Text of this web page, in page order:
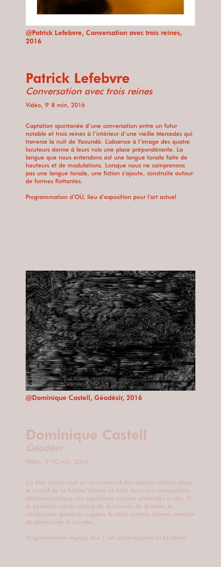
@Patrick Lefebvre, Conversation avec trois reines,
2016
Patrick Lefebvre
Conversation avec trois reines
Vidéo, 9' 8 min, 2016
Captation spontanée d’une conversation entre un futur
notable et trois reines à l’intérieur d’une vieille Mercedes qui
traverse la nuit de Yaoundé. L’absence à l’image des quatre
locuteurs donne à leurs voix une place prépondérante. La
langue que nous entendons est une langue tonale faite de
hauteurs et de modulations. Lorsque nous ne comprenons
pas une langue tonale, une fiction s’ajoute, construite autour
de formes flottantes.
Programmation d’OÙ, lieu d’exposition pour l’art actuel
@Dominique Castell, Géodésir, 2016
Dominique Castell
Géodésir
Vidéo, 5' 10 min, 2016
Ce film animé met en mouvement des dessins réalisés dans
le massif de la Sainte-Victoire et étire dans une composition
électroacoustique des captations sonores prélevées in situ. Si
la géodésie est la science de la mesure de la terre, le
néologisme géodésir suggère le désir comme moyen sensible
de démesurer le monde …
Programmation Voyons Voir | art contemporain et territoire